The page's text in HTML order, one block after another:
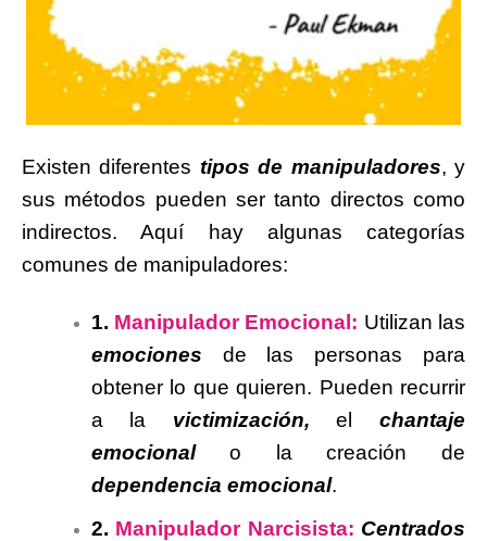
Existen diferentes tipos de manipuladores, y
sus métodos pueden ser tanto directos como
indirectos. Aquí hay algunas categorías
comunes de manipuladores:
1. Manipulador Emocional: Utilizan las
emociones de las personas para
obtener lo que quieren. Pueden recurrir
a la victimización, elchantaje
emocionalo la creación de
dependencia emocional.
2. Manipulador Narcisista: Centrados